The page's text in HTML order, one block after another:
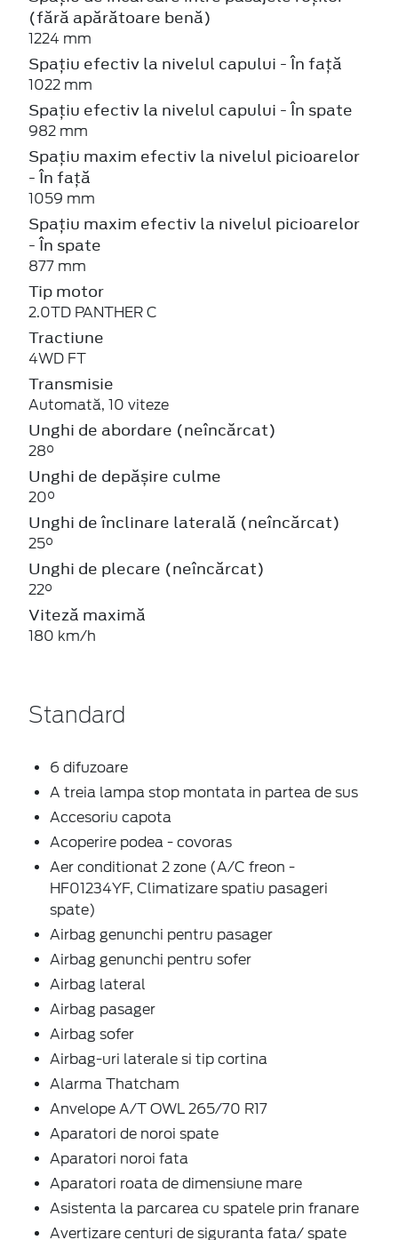
(fără apărătoare benă)
1224 mm
Spațiu efectiv la nivelul capului - În față
1022 mm
Spațiu efectiv la nivelul capului - În spate
982 mm
Spațiu maxim efectiv la nivelul picioarelor
- În față
1059 mm
Spațiu maxim efectiv la nivelul picioarelor
- În spate
877 mm
Tip motor
2.0TD PANTHER C
Tractiune
4WD FT
Transmisie
Automată, 10 viteze
Unghi de abordare (neîncărcat)
28°
Unghi de depășire culme
20°
Unghi de înclinare laterală (neîncărcat)
25°
Unghi de plecare (neîncărcat)
22°
Viteză maximă
180 km/h
Standard
6 difuzoare
A treia lampa stop montata in partea de sus
Accesoriu capota
Acoperire podea - covoras
Aer conditionat 2 zone (A/C freon -
HF01234YF, Climatizare spatiu pasageri
spate)
Airbag genunchi pentru pasager
Airbag genunchi pentru sofer
Airbag lateral
Airbag pasager
Airbag sofer
Airbag-uri laterale si tip cortina
Alarma Thatcham
Anvelope A/T OWL 265/70 R17
Aparatori de noroi spate
Aparatori noroi fata
Aparatori roata de dimensiune mare
Asistenta la parcarea cu spatele prin franare
Avertizare centuri de siguranta fata/ spate